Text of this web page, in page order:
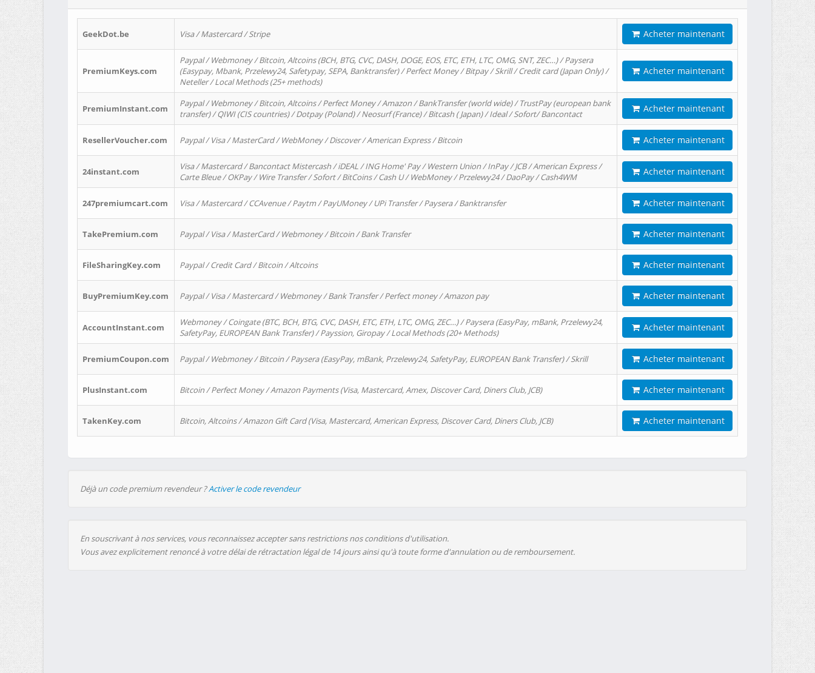
GeekDot.be Visa / Mastercard / Stripe Acheter maintenant
PremiumKeys.com
Paypal / Webmoney / Bitcoin, Altcoins (BCH, BTG, CVC, DASH, DOGE, EOS, ETC, ETH, LTC, OMG, SNT, ZEC…) / Paysera
(Easypay, Mbank, Przelewy24, Safetypay, SEPA, Banktransfer) / Perfect Money / Bitpay / Skrill / Credit card (Japan Only) /
Neteller / Local Methods (25+ methods)
Acheter maintenant
PremiumInstant.com
Paypal / Webmoney / Bitcoin, Altcoins / Perfect Money / Amazon / BankTransfer (world wide) / TrustPay (european bank
transfer) / QIWI (CIS countries) / Dotpay (Poland) / Neosurf (France) / Bitcash ( Japan) / Ideal / Sofort/ Bancontact
Acheter maintenant
ResellerVoucher.com Paypal / Visa / MasterCard / WebMoney / Discover / American Express / Bitcoin Acheter maintenant
24instant.com
Visa / Mastercard / Bancontact Mistercash / iDEAL / ING Home' Pay / Western Union / InPay / JCB / American Express /
Carte Bleue / OKPay / Wire Transfer / Sofort / BitCoins / Cash U / WebMoney / Przelewy24 / DaoPay / Cash4WM
Acheter maintenant
247premiumcart.com Visa / Mastercard / CCAvenue / Paytm / PayUMoney / UPi Transfer / Paysera / Banktransfer Acheter maintenant
TakePremium.com Paypal / Visa / MasterCard / Webmoney / Bitcoin / Bank Transfer Acheter maintenant
FileSharingKey.com Paypal / Credit Card / Bitcoin / Altcoins Acheter maintenant
BuyPremiumKey.com Paypal / Visa / Mastercard / Webmoney / Bank Transfer / Perfect money / Amazon pay Acheter maintenant
AccountInstant.com
Webmoney / Coingate (BTC, BCH, BTG, CVC, DASH, ETC, ETH, LTC, OMG, ZEC…) / Paysera (EasyPay, mBank, Przelewy24,
SafetyPay, EUROPEAN Bank Transfer) / Payssion, Giropay / Local Methods (20+ Methods)
Acheter maintenant
PremiumCoupon.com Paypal / Webmoney / Bitcoin / Paysera (EasyPay, mBank, Przelewy24, SafetyPay, EUROPEAN Bank Transfer) / Skrill Acheter maintenant
PlusInstant.com Bitcoin / Perfect Money / Amazon Payments (Visa, Mastercard, Amex, Discover Card, Diners Club, JCB) Acheter maintenant
TakenKey.com Bitcoin, Altcoins / Amazon Gift Card (Visa, Mastercard, American Express, Discover Card, Diners Club, JCB) Acheter maintenant
Déjà un code premium revendeur ?Activer le code revendeur
En souscrivant à nos services, vous reconnaissez accepter sans restrictions nos conditions d'utilisation.
Vous avez explicitement renoncé à votre délai de rétractation légal de 14 jours ainsi qu'à toute forme d'annulation ou de remboursement.